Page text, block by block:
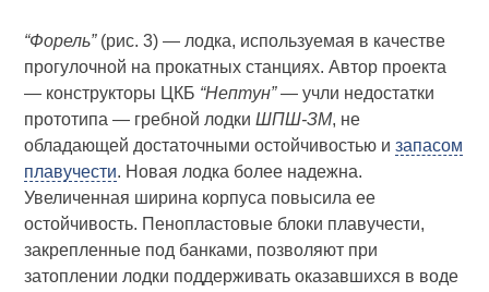
“Форель”(рис. 3) — лодка, используемая в качестве
прогулочной на прокатных станциях. Автор проекта
— конструкторы ЦКБ “Нептун”— учли недостатки
прототипа — гребной лодкиШПШ-ЗМ, не
обладающей достаточными остойчивостью изапасом
плавучести. Новая лодка более надежна.
Увеличенная ширина корпуса повысила ее
остойчивость. Пенопластовые блоки плавучести,
закрепленные под банками, позволяют при
затоплении лодки поддерживать оказавшихся в воде